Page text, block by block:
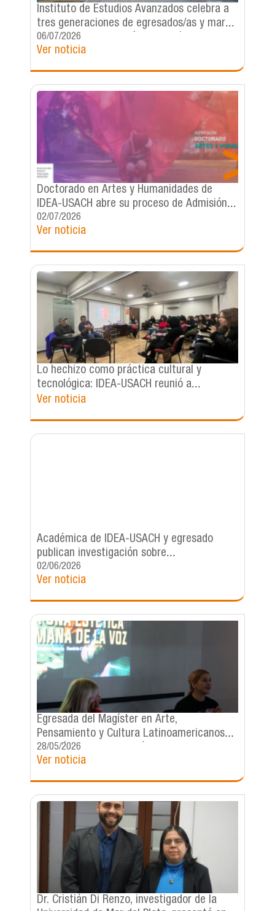
Instituto de Estudios Avanzados celebra a
tres generaciones de egresados/as y marca
un hito con la creación de su Círculo de
Egresadas y Egresados de IDEA
06/07/2026
Ver noticia
Doctorado en Artes y Humanidades de
IDEA-USACH abre su proceso de Admisión
2027
02/07/2026
Ver noticia
Lo hechizo como práctica cultural y
tecnológica: IDEA-USACH reunió a
investigadoras, artistas y gestores
Ver noticia
Académica de IDEA-USACH y egresado
publican investigación sobre
presidencialismo chileno y estrategias
discursivas en revista internacional
02/06/2026
Ver noticia
Egresada del Magíster en Arte,
Pensamiento y Cultura Latinoamericanos
realizó clase sobre estética vocal
poshumana
28/05/2026
Ver noticia
Dr. Cristián Di Renzo, investigador de la